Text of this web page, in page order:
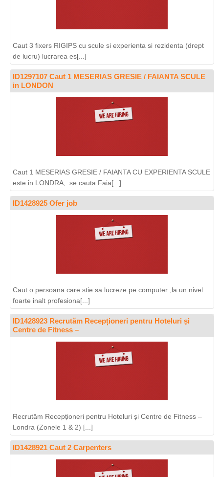
Caut 3 fixers RIGIPS cu scule si experienta si rezidenta (drept
de lucru) lucrarea es[...]
ID1297107 Caut 1 MESERIAS GRESIE / FAIANTA SCULE
in LONDON
Caut 1 MESERIAS GRESIE / FAIANTA CU EXPERIENTA SCULE
este in LONDRA,..se cauta Faia[...]
ID1428925 Ofer job
Caut o persoana care stie sa lucreze pe computer ,la un nivel
foarte inalt profesiona[...]
ID1428923 Recrutăm Recepționeri pentru Hoteluri și
Centre de Fitness –
Recrutăm Recepționeri pentru Hoteluri și Centre de Fitness –
Londra (Zonele 1 & 2) [...]
ID1428921 Caut 2 Carpenters